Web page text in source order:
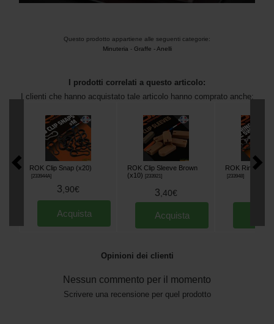
Questo prodotto appartiene alle seguenti categorie:
Minuteria - Graffe - Anelli
I prodotti correlati a questo articolo:
I clienti che hanno acquistato tale articolo hanno comprato anche:
ROK Clip Snap (x20)
233944A]
3 90€
Acquista
ROK Clip Sleeve Brown
(x10)
233921]
3 40€
Acquista
ROK Ring
233948]
Opinioni dei clienti
Nessun commento per il momento
Scrivere una recensione per quel prodotto